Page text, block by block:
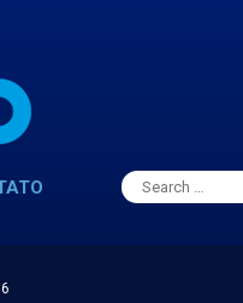
Search
for: